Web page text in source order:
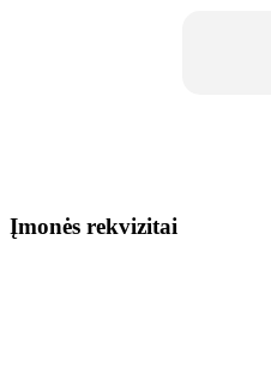
Įmonės rekvizitai